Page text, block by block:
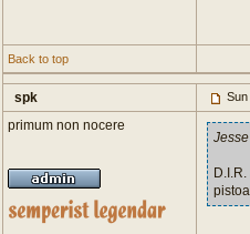
Back to top
spk
primum non nocere